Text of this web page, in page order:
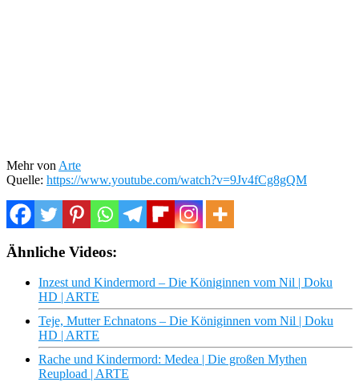
Mehr von Arte
Quelle: https://www.youtube.com/watch?v=9Jv4fCg8gQM
Ähnliche Videos:
Inzest und Kindermord – Die Königinnen vom Nil | Doku
HD | ARTE
Teje, Mutter Echnatons – Die Königinnen vom Nil | Doku
HD | ARTE
Rache und Kindermord: Medea | Die großen Mythen
Reupload | ARTE